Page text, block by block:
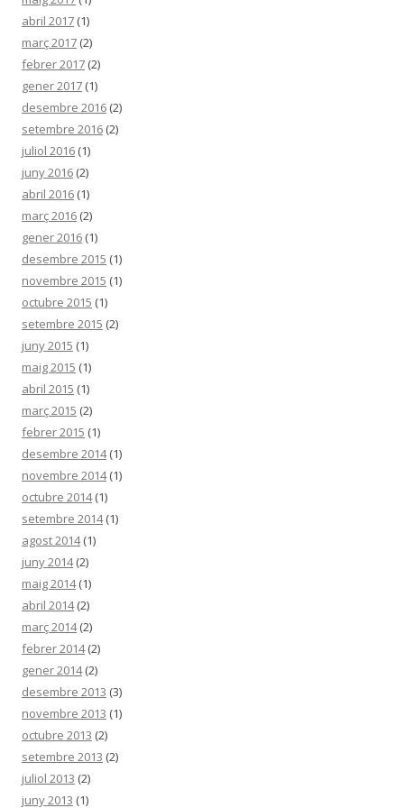
abril 2017 (1)
març 2017 (2)
febrer 2017 (2)
gener 2017 (1)
desembre 2016 (2)
setembre 2016 (2)
juliol 2016 (1)
juny 2016 (2)
abril 2016 (1)
març 2016 (2)
gener 2016 (1)
desembre 2015 (1)
novembre 2015 (1)
octubre 2015 (1)
setembre 2015 (2)
juny 2015 (1)
maig 2015 (1)
abril 2015 (1)
març 2015 (2)
febrer 2015 (1)
desembre 2014(1)
novembre 2014(1)
octubre 2014(1)
setembre 2014(1)
agost 2014(1)
juny 2014(2)
maig 2014(1)
abril 2014(2)
març 2014(2)
febrer 2014(2)
gener 2014(2)
desembre 2013 (3)
novembre 2013 (1)
octubre 2013 (2)
setembre 2013 (2)
juliol 2013 (2)
juny 2013 (1)